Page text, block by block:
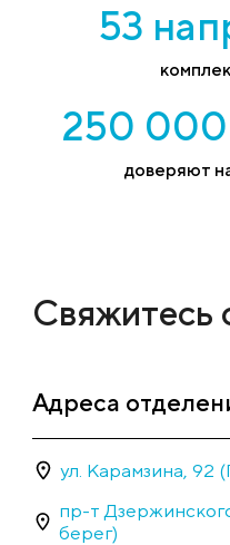
53
250 000
доверяют
Свяжитесь
Адреса
ул. Карамзина, 92
пр-т
берег)